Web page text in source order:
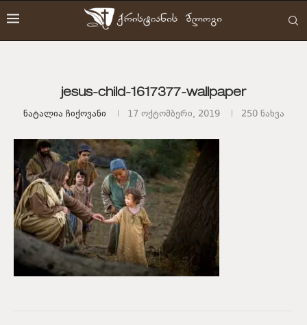
jesus-child-1617377-wallpaper
Ნატალია Ჩიქოვანი 17 ოქტომბერი, 2019 250ნახვა